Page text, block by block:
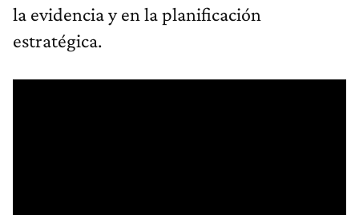
la evidencia y en la planificación
estratégica.